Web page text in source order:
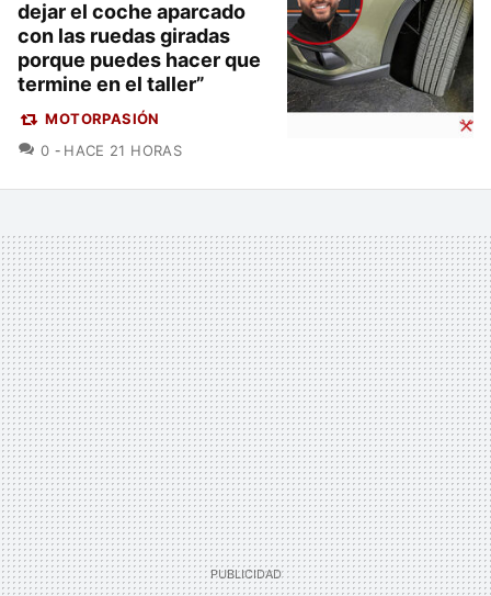
dejar el coche aparcado
con las ruedas giradas
porque puedes hacer que
termine en el taller”
MOTORPASIÓN
0 COMENTARIOS
HACE 21 HORAS